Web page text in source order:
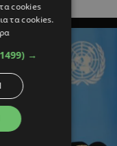
cookies
τα cookies.
→